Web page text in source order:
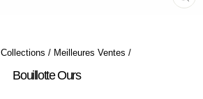
Collections / Meilleures Ventes /
Bouillotte Ours